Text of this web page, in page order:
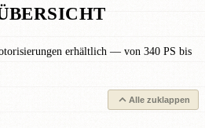
erhältlich — von 340 PS bis
Alle zuklappen